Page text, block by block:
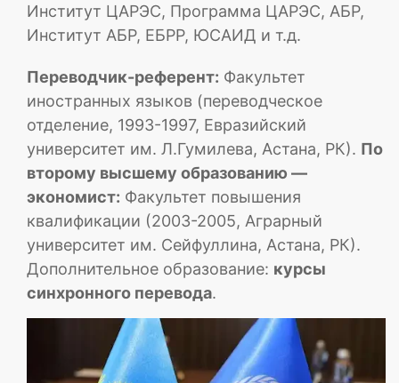
Институт ЦАРЭС, Программа ЦАРЭС, АБР,
Институт АБР, ЕБРР, ЮСАИД и т.д.
Переводчик-референт: Факультет
иностранных языков (переводческое
отделение, 1993-1997, Евразийский
университет им. Л.Гумилева, Астана, РК). По
второму высшему образованию —
экономист: Факультет повышения
квалификации (2003-2005, Аграрный
университет им. Сейфуллина, Астана, РК).
Дополнительное образование: курсы
синхронного перевода.